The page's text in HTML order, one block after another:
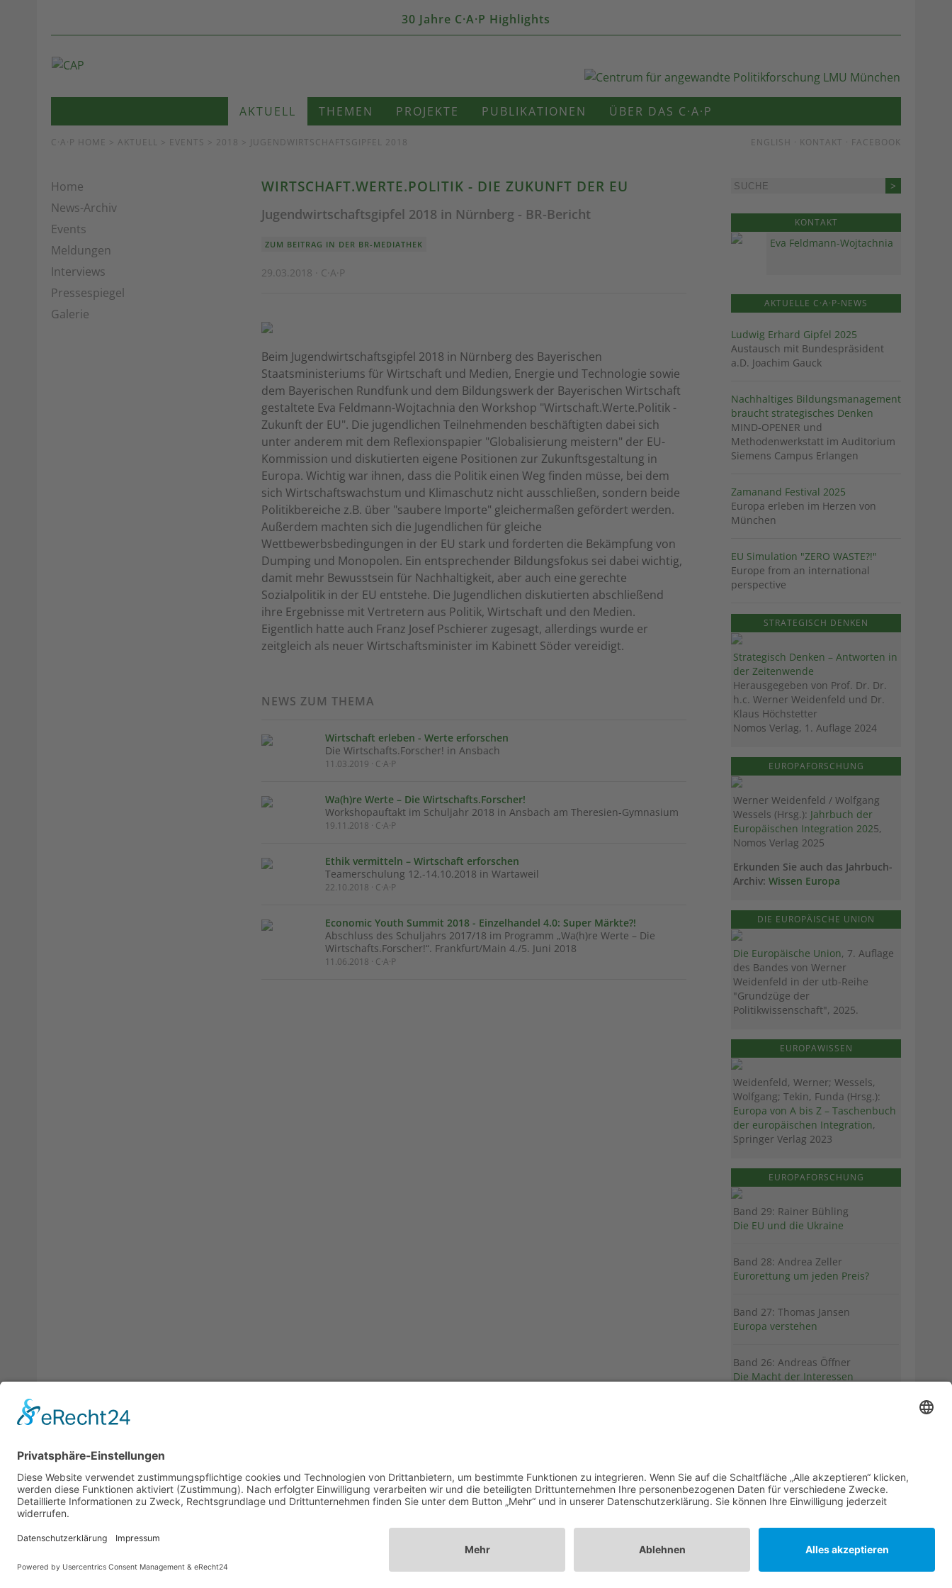
30 Jahre C·A·P Highlights
AKTUELL THEMEN PROJEKTE PUBLIKATIONEN ÜBER DAS C·A·P
C·A·P HOME > AKTUELL > EVENTS > 2018 > JUGENDWIRTSCHAFTSGIPFEL 2018 ENGLISH · KONTAKT · FACEBOOK
Home
News-Archiv
Events
Meldungen
Interviews
Pressespiegel
Galerie
WIRTSCHAFT.WERTE.POLITIK - DIE ZUKUNFT DER EU
Jugendwirtschaftsgipfel 2018 in Nürnberg - BR-Bericht
ZUM BEITRAG IN DER BR-MEDIATHEK
29.03.2018 · C·A·P
Beim Jugendwirtschaftsgipfel 2018 in Nürnberg des Bayerischen
Staatsministeriums für Wirtschaft und Medien, Energie und Technologie sowie
dem Bayerischen Rundfunk und dem Bildungswerk der Bayerischen Wirtschaft
gestaltete Eva Feldmann-Wojtachnia den Workshop "Wirtschaft.Werte.Politik -
Zukunft der EU". Die jugendlichen Teilnehmenden beschäftigten dabei sich
unter anderem mit dem Reflexionspapier "Globalisierung meistern" der EU-
Kommission und diskutierten eigene Positionen zur Zukunftsgestaltung in
Europa. Wichtig war ihnen, dass die Politik einen Weg finden müsse, bei dem
sich Wirtschaftswachstum und Klimaschutz nicht ausschließen, sondern beide
Politikbereiche z.B. über "saubere Importe" gleichermaßen gefördert werden.
Außerdem machten sich die Jugendlichen für gleiche
Wettbewerbsbedingungen in der EU stark und forderten die Bekämpfung von
Dumping und Monopolen. Ein entsprechender Bildungsfokus sei dabei wichtig,
damit mehr Bewusstsein für Nachhaltigkeit, aber auch eine gerechte
Sozialpolitik in der EU entstehe. Die Jugendlichen diskutierten abschließend
ihre Ergebnisse mit Vertretern aus Politik, Wirtschaft und den Medien.
Eigentlich hatte auch Franz Josef Pschierer zugesagt, allerdings wurde er
zeitgleich als neuer Wirtschaftsminister im Kabinett Söder vereidigt.
NEWS ZUM THEMA
Wirtschaft erleben - Werte erforschen
Die Wirtschafts.Forscher! in Ansbach
11.03.2019 · C·A·P
Wa(h)re Werte – Die Wirtschafts.Forscher!
Workshopauftakt im Schuljahr 2018 in Ansbach am Theresien-Gymnasium
19.11.2018 · C·A·P
Ethik vermitteln – Wirtschaft erforschen
Teamerschulung 12.-14.10.2018 in Wartaweil
22.10.2018 · C·A·P
Economic Youth Summit 2018 - Einzelhandel 4.0: Super Märkte?!
Abschluss des Schuljahrs 2017/18 im Programm „Wa(h)re Werte – Die
Wirtschafts.Forscher!“. Frankfurt/Main 4./5. Juni 2018
11.06.2018 · C·A·P
KONTAKT
Eva Feldmann-Wojtachnia
AKTUELLE C·A·P-NEWS
Ludwig Erhard Gipfel 2025
Austausch mit Bundespräsident
a.D. Joachim Gauck
Nachhaltiges Bildungsmanagement
braucht strategisches Denken
MIND-OPENER und
Methodenwerkstatt im Auditorium
Siemens Campus Erlangen
Zamanand Festival 2025
Europa erleben im Herzen von
München
EU Simulation "ZERO WASTE?!"
Europe from an international
perspective
STRATEGISCH DENKEN
Strategisch Denken – Antworten in
der Zeitenwende
Herausgegeben von Prof. Dr. Dr.
h.c. Werner Weidenfeld und Dr.
Klaus Höchstetter
Nomos Verlag, 1. Auflage 2024
EUROPAFORSCHUNG
Werner Weidenfeld / Wolfgang
Wessels (Hrsg.): Jahrbuch der
Europäischen Integration 2025,
Nomos Verlag 2025
Erkunden Sie auch das Jahrbuch-
Archiv: Wissen Europa
DIE EUROPÄISCHE UNION
Die Europäische Union, 7. Auflage
des Bandes von Werner
Weidenfeld in der utb-Reihe
"Grundzüge der
Politikwissenschaft", 2025.
EUROPAWISSEN
Weidenfeld, Werner; Wessels,
Wolfgang; Tekin, Funda (Hrsg.):
Europa von A bis Z – Taschenbuch
der europäischen Integration,
Springer Verlag 2023
EUROPAFORSCHUNG
Band 29: Rainer Bühling
Die EU und die Ukraine
Band 28: Andrea Zeller
Eurorettung um jeden Preis?
Band 27: Thomas Jansen
Europa verstehen
Band 26: Andreas Öffner
Die Macht der Interessen
PDF-Flyer zur Schriftenreihe